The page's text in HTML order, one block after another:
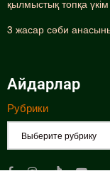
қылмыстық топқа
3 жасар сәби
Айдарлар
Рубрики